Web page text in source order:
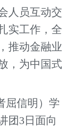
人员互动交
实工作，全
推动金融业
，为中国式
信明）学
团3日面向